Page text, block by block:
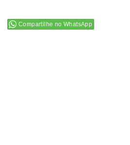
Compartilhe no WhatsApp